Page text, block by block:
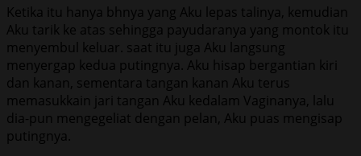
Ketika itu hanya bhnya yang Aku lepas talinya, kemudian
Aku tarik ke atas sehingga payudaranya yang montok itu
menyembul keluar. saat itu juga Aku langsung
menyergap kedua putingnya. Aku hisap bergantian kiri
dan kanan, sementara tangan kanan Aku terus
memasukkain jari tangan Aku kedalam Vaginanya, lalu
dia-pun mengegeliat dengan pelan, Aku puas mengisap
putingnya.